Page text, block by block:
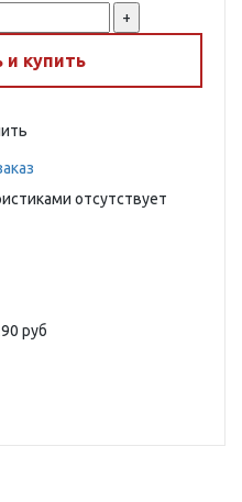
+
и купить
отсутствует
руб